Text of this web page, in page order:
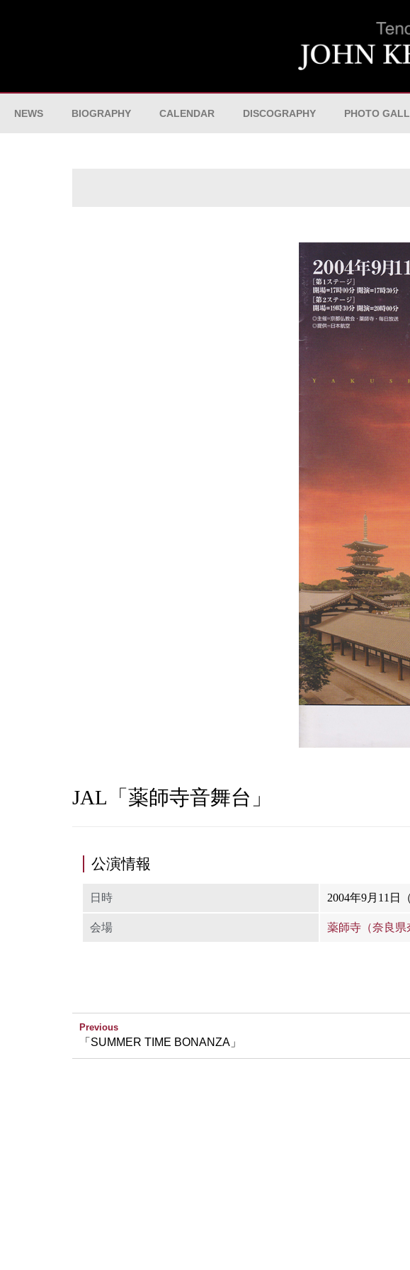
NEWS BIOGRAPHY CALENDAR DISCOGRAPHY PHOTO
JAL「薬師寺音舞台」
公演情報
日時 2004年9月11日
会場 薬師寺（奈良県
Previous
「SUMMER TIME BONANZA」